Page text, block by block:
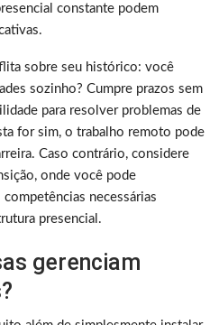
constante podem
sobre seu histórico: você
sozinho? Cumpre prazos sem
para resolver problemas de
for sim, o trabalho remoto pode
Caso contrário, considere
onde você pode
necessárias
presencial.
gerenciam